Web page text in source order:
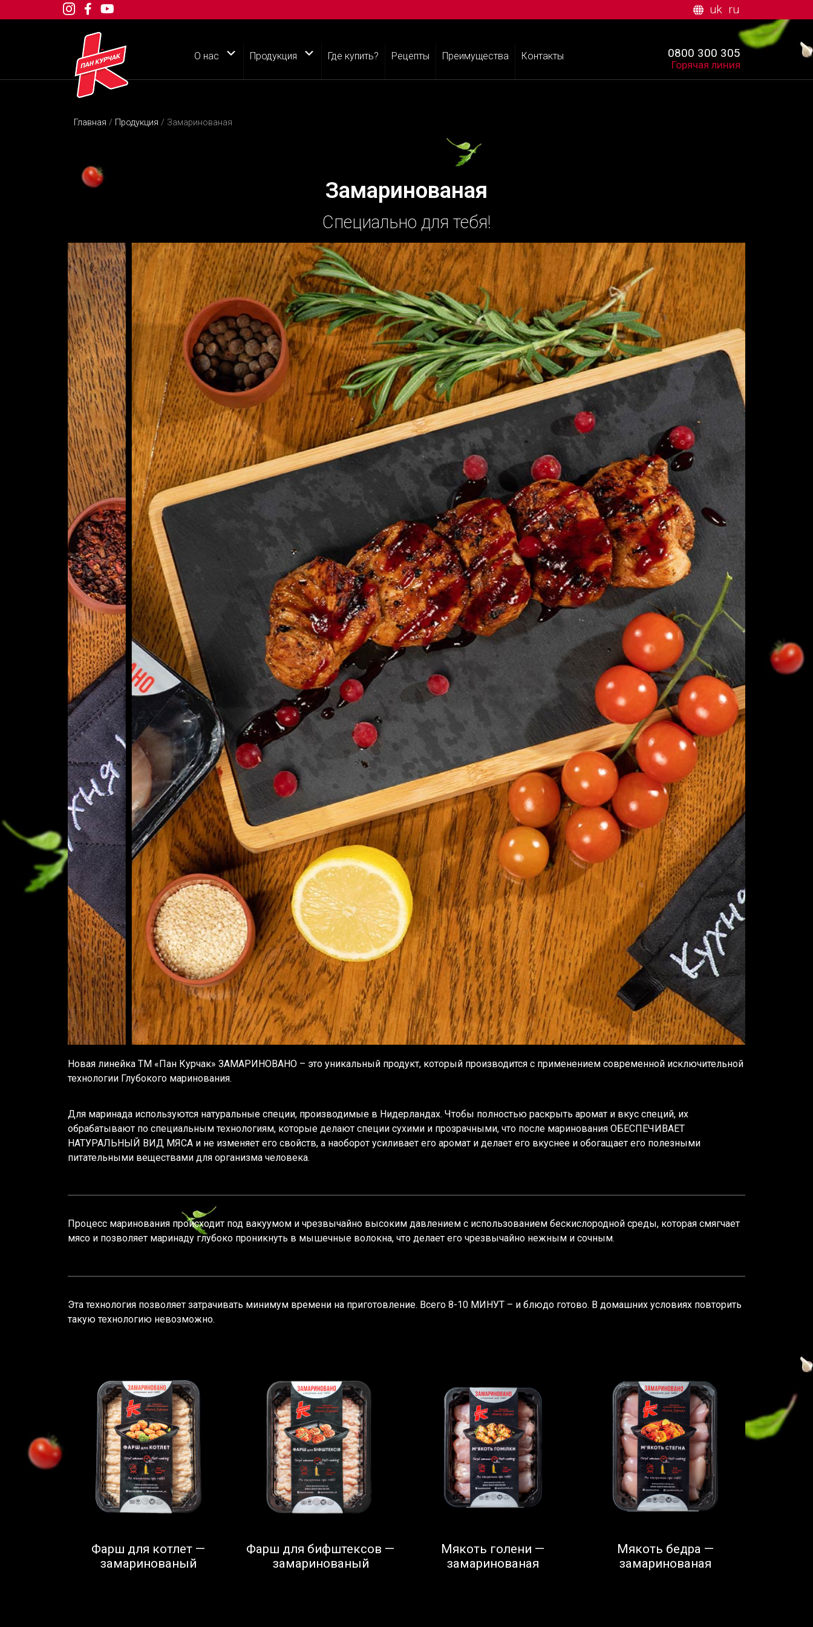
uk ru
О нас Продукция Где купить? Рецепты Преимущества Контакты 0800 300 305
Горячая линия
Главная / Продукция / Замаринованая
Замаринованая
Специально для тебя!
Новая линейка ТМ «Пан Курчак» ЗАМАРИНОВАНО – это уникальный продукт, который производится с применением современной исключительной
технологии Глубокого маринования.
Для маринада используются натуральные специи, производимые в Нидерландах. Чтобы полностью раскрыть аромат и вкус специй, их
обрабатывают по специальным технологиям, которые делают специи сухими и прозрачными, что после маринования ОБЕСПЕЧИВАЕТ
НАТУРАЛЬНЫЙ ВИД МЯСА и не изменяет его свойств, а наоборот усиливает его аромат и делает его вкуснее и обогащает его полезными
питательными веществами для организма человека.
Процесс маринования происходит под вакуумом и чрезвычайно высоким давлением с использованием бескислородной среды, которая смягчает
мясо и позволяет маринаду глубоко проникнуть в мышечные волокна, что делает его чрезвычайно нежным и сочным.
Эта технология позволяет затрачивать минимум времени на приготовление. Всего 8-10 МИНУТ – и блюдо готово. В домашних условиях повторить
такую технологию невозможно.
Фарш для котлет —
замаринованый
Фарш для бифштексов —
замаринованый
Мякоть голени —
замаринованая
Мякоть бедра —
замаринованая